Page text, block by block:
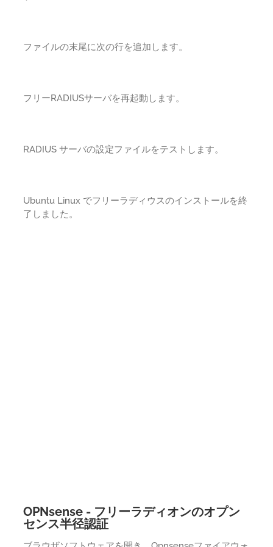
ファイルの末尾に次の行を追加します。
フリーRADIUSサーバを再起動します。
RADIUS サーバの設定ファイルをテストします。
Ubuntu Linux でフリーラディウスのインストールを終
了しました。
OPNsense - フリーラディオンのオプン
センス半径認証